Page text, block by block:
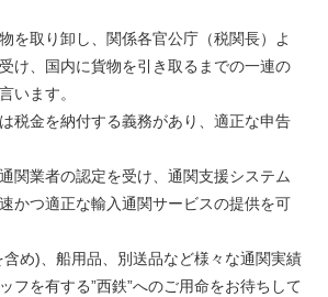
を取り卸し、関係各官公庁（税関長）よ
け、国内に貨物を引き取るまでの一連の
います。
税金を納付する義務があり、適正な申告
関業者の認定を受け、通関支援システム
かつ適正な輸入通関サービスの提供を可
め)、船用品、別送品など様々な通関実績
フを有する”西鉄”へのご用命をお待ちして